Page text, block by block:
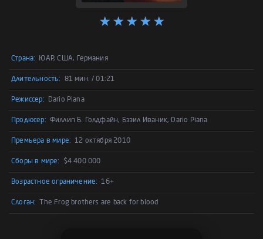
Страна: ЮАР, США, Германия
Длительность: 81 мин. / 01:21
Режиссер: Dario Piana
Продюсер: Филлип Б. Голдфайн, Бэзил Иваник, Dario Piana
Премьера в мире: 12 октября 2010
Сборы в мире: $4 400 000
Возрастное ограничение: 16+
Слоган: The Frog brothers are back for blood